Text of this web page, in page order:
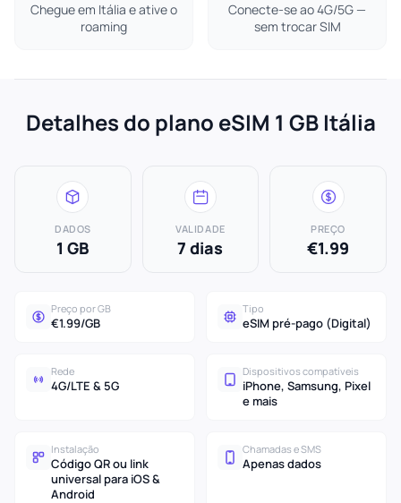
Chegue em Itália e ative o
roaming
Conecte-se ao 4G/5G —
sem trocar SIM
Detalhes do plano eSIM 1 GB Itália
DADOS
1 GB
VALIDADE
7 dias
PREÇO
€1.99
Preço por GB
€1.99/GB
Tipo
eSIM pré-pago (Digital)
Rede
4G/LTE & 5G
Dispositivos compatíveis
iPhone, Samsung, Pixel
e mais
Instalação
Código QR ou link
universal para iOS &
Android
Chamadas e SMS
Apenas dados